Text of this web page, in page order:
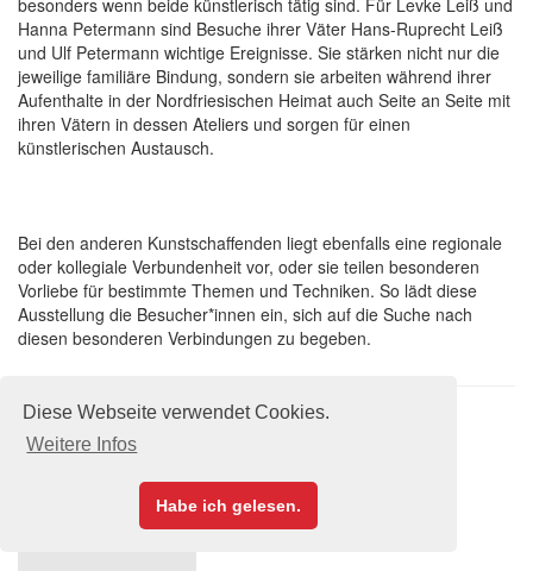
Diese Webseite verwendet Cookies.
Weitere Infos
Habe ich gelesen.
Hanna Petermann sind Besuche ihrer Väter Hans-Ruprecht Leiß
und Ulf Petermann wichtige Ereignisse. Sie stärken nicht nur die
jeweilige familiäre Bindung, sondern sie arbeiten während ihrer
Aufenthalte in der Nordfriesischen Heimat auch Seite an Seite mit
ihren Vätern in dessen Ateliers und sorgen für einen
künstlerischen Austausch.
Bei den anderen Kunstschaffenden liegt ebenfalls eine regionale
oder kollegiale Verbundenheit vor, oder sie teilen besonderen
Vorliebe für bestimmte Themen und Techniken. So lädt diese
Ausstellung die Besucher*innen ein, sich auf die Suche nach
diesen besonderen Verbindungen zu begeben.